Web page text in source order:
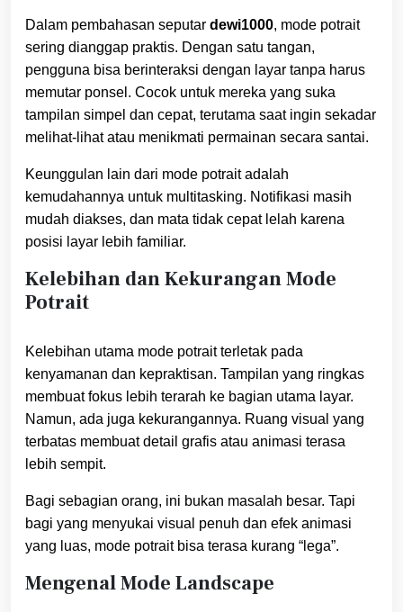
Dalam pembahasan seputar dewi1000, mode potrait
sering dianggap praktis. Dengan satu tangan,
pengguna bisa berinteraksi dengan layar tanpa harus
memutar ponsel. Cocok untuk mereka yang suka
tampilan simpel dan cepat, terutama saat ingin sekadar
melihat-lihat atau menikmati permainan secara santai.
Keunggulan lain dari mode potrait adalah
kemudahannya untuk multitasking. Notifikasi masih
mudah diakses, dan mata tidak cepat lelah karena
posisi layar lebih familiar.
Kelebihan dan Kekurangan Mode
Potrait
Kelebihan utama mode potrait terletak pada
kenyamanan dan kepraktisan. Tampilan yang ringkas
membuat fokus lebih terarah ke bagian utama layar.
Namun, ada juga kekurangannya. Ruang visual yang
terbatas membuat detail grafis atau animasi terasa
lebih sempit.
Bagi sebagian orang, ini bukan masalah besar. Tapi
bagi yang menyukai visual penuh dan efek animasi
yang luas, mode potrait bisa terasa kurang “lega”.
Mengenal Mode Landscape